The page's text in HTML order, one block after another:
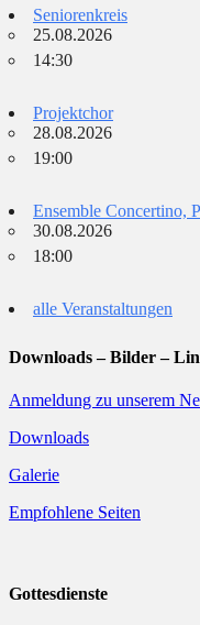
Seniorenkreis
25.08.2026
14:30
Projektchor
28.08.2026
19:00
Ensemble Concertino,
30.08.2026
18:00
alle Veranstaltungen
Downloads – Bilder –
Anmeldung zu unserem
Downloads
Galerie
Empfohlene Seiten
Gottesdienste